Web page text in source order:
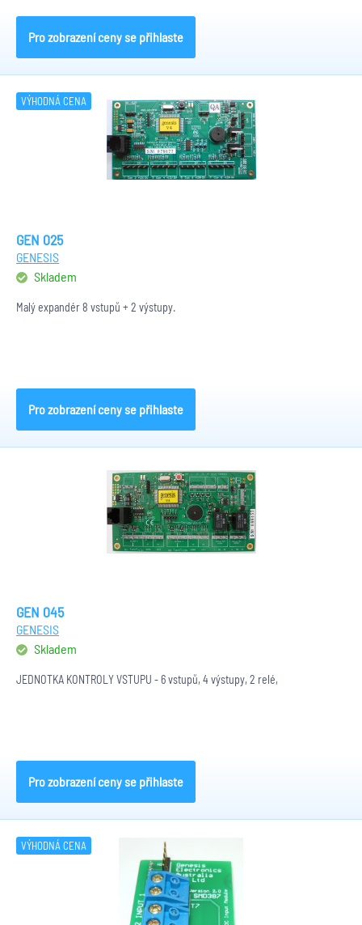
Pro zobrazení ceny se přihlaste
VÝHODNÁ CENA
GEN 025
GENESIS
Skladem
Malý expandér 8 vstupů + 2 výstupy.
Pro zobrazení ceny se přihlaste
GEN 045
GENESIS
Skladem
JEDNOTKA KONTROLY VSTUPU - 6 vstupů, 4 výstupy, 2 relé,
Pro zobrazení ceny se přihlaste
VÝHODNÁ CENA